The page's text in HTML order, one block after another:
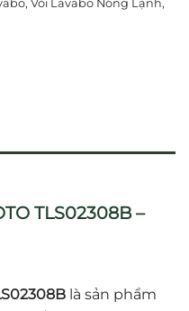
, Vòi Lavabo Nóng Lạnh,
TLS02308B –
là sản phẩm